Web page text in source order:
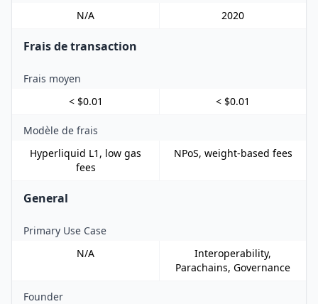
N/A
2020
Frais de transaction
Frais moyen
< $0.01
< $0.01
Modèle de frais
Hyperliquid L1, low gas
fees
NPoS, weight-based fees
General
Primary Use Case
N/A
Interoperability,
Parachains, Governance
Founder